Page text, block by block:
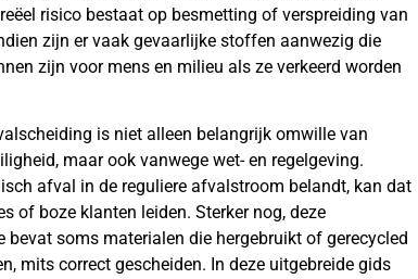
risico bestaat op besmetting of verspreiding van
zijn er vaak gevaarlijke stoffen aanwezig die
zijn voor mens en milieu als ze verkeerd worden
is niet alleen belangrijk omwille van
maar ook vanwege wet- en regelgeving.
afval in de reguliere afvalstroom belandt, kan dat
of boze klanten leiden. Sterker nog, deze
bevat soms materialen die hergebruikt of gerecycled
mits correct gescheiden. In deze uitgebreide gids